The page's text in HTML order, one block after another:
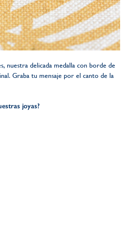
nuestra delicada medalla con borde de
Graba tu mensaje por el canto de la
joyas?